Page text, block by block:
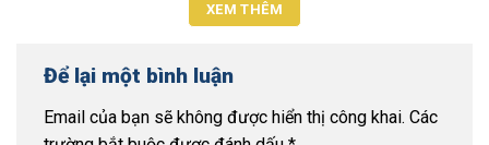
XEM THÊM
Để lại một bình luận
Email của bạn sẽ không được hiển thị công khai. Các